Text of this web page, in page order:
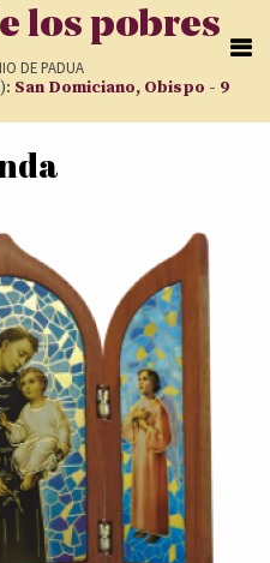
los pobres
DE PADUA
San Domiciano, Obispo - 9